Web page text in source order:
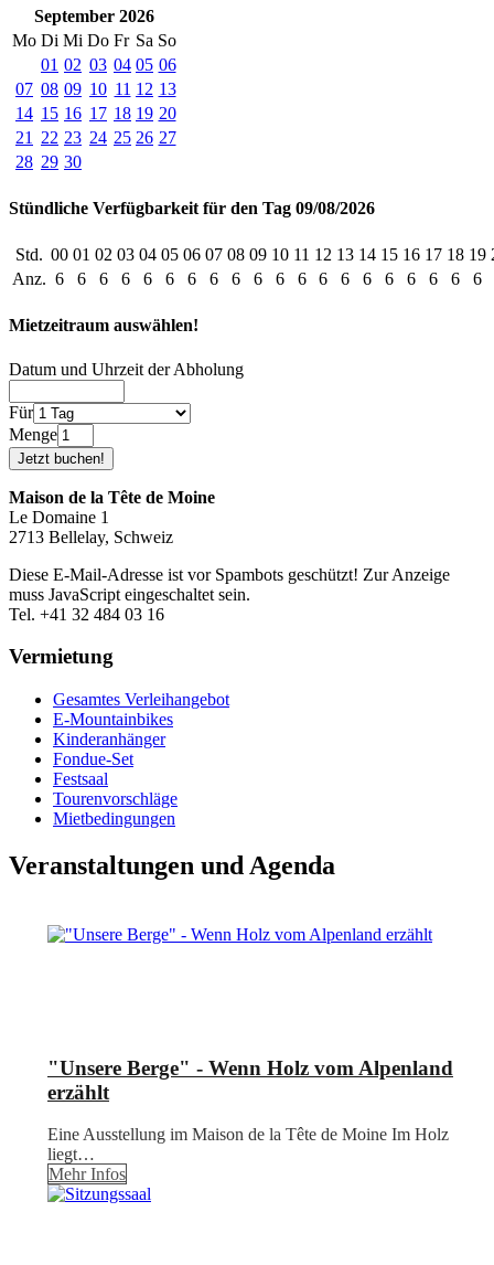
September 2026
Mo Di Mi Do Fr Sa So
01 02 03 04 05 06
07 08 09 10 11 12 13
14 15 16 17 18 19 20
21
22 23 24 25 26 27
28 29 30
Stündliche Verfügbarkeit für den Tag 09/08/2026
Std. 00 01 02 03 04 05 06 07 08 09 10 11 12 13 14 15 16 17 18 19
Anz. 6 6 6 6 6 6 6 6 6 6 6 6 6 6 6 6 6 6 6 6
Mietzeitraum auswählen!
Datum und Uhrzeit der Abholung
Für
Menge
Maison de la Tête de Moine
Le Domaine 1
2713 Bellelay, Schweiz
Diese E-Mail-Adresse ist vor Spambots geschützt! Zur Anzeige
muss JavaScript eingeschaltet sein.
Tel. +41 32 484 03 16
Vermietung
Gesamtes Verleihangebot
E-Mountainbikes
Kinderanhänger
Fondue-Set
Festsaal
Tourenvorschläge
Mietbedingungen
Veranstaltungen und Agenda
"Unsere Berge" - Wenn Holz vom Alpenland
erzählt
Eine Ausstellung im Maison de la Tête de Moine Im Holz
liegt…
Mehr Infos